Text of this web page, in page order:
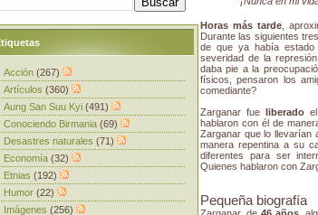
Horas más tarde,
Durante las siguientes
de que ya había estado
severidad de la
daba pie a la
físicos, pensaron los
comediante?
Zarganar fue liberado
hablaron con él de
Zarganar que lo llevarían
manera repentina a su
diferentes para ser
Quienes hablaron con
Pequeña biografía
Zarganar, de 46 años,
Acción (267)
Artículos (360)
Aung San Suu Kyi (491)
Conociendo Birmania (69)
Desastres naturales (71)
Economía (32)
Etnias (192)
Humor (22)
Imágenes (256)